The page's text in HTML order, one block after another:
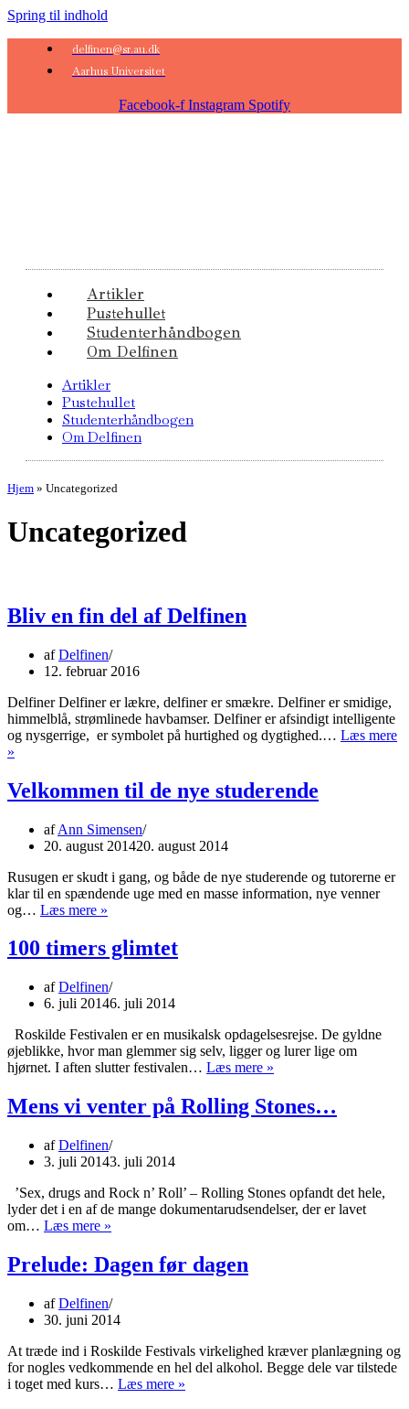
Spring til indhold
delfinen@sr.au.dk
Aarhus Universitet
Facebook-f Instagram Spotify
Artikler
Pustehullet
Studenterhåndbogen
Om Delfinen
Artikler
Pustehullet
Studenterhåndbogen
Om Delfinen
Hjem » Uncategorized
Uncategorized
Bliv en fin del af Delfinen
afDelfinen
12. februar 2016
Delfiner Delfiner er lækre, delfiner er smækre. Delfiner er smidige,
himmelblå, strømlinede havbamser. Delfiner er afsindigt intelligente
og nysgerrige, er symbolet på hurtighed og dygtighed.… Læs mere
»
fin
del
Delfinen
Velkommen til de nye studerende
afAnn Simensen
20. august 201420. august 2014
Rusugen er skudt i gang, og både de nye studerende og tutorerne er
klar til en spændende uge med en masse information, nye venner
og… Læs mere »
de
nye
100 timers glimtet
afDelfinen
6. juli 20146. juli 2014
Roskilde Festivalen er en musikalsk opdagelsesrejse. De gyldne
øjeblikke, hvor man glemmer sig selv, ligger og lurer lige om
hjørnet. I aften slutter festivalen… Læs mere »
Mens vi venter på Rolling Stones…
afDelfinen
3. juli 20143. juli 2014
’Sex, drugs and Rock n’ Roll’ – Rolling Stones opfandt det hele,
lyder det i en af de mange dokumentarudsendelser, der er lavet
om… Læs mere »
venter
på
Stones…
Prelude: Dagen før dagen
afDelfinen
30. juni 2014
At træde ind i Roskilde Festivals virkelighed kræver planlægning og
for nogles vedkommende en hel del alkohol. Begge dele var tilstede
i toget med kurs… Læs mere »